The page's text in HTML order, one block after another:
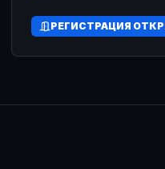
РЕГИСТРАЦИЯ